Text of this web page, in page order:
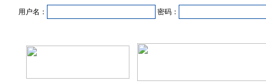
用户名： 密码：